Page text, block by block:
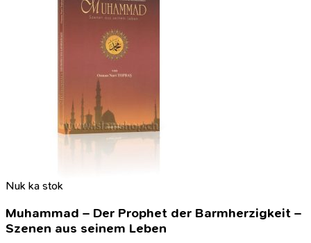
Nuk ka stok
Muhammad – Der Prophet der Barmherzigkeit –
Szenen aus seinem Leben